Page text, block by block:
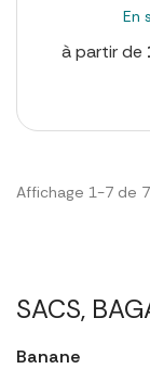
SACS,
Banane
En
à partir de
Affichage 1-7 de